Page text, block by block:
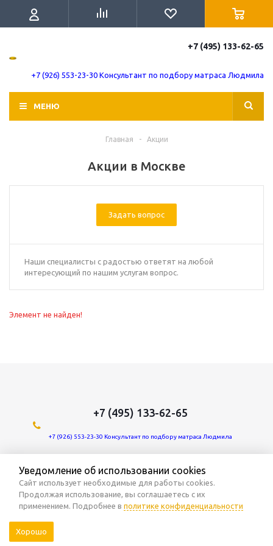
+7 (495) 133-62-65
+7 (926) 553-23-30 Консультант по подбору матраса Людмила
МЕНЮ
Главная - Акции
Акции в Москве
Задать вопрос
Наши специалисты с радостью ответят на любой
интересующий по нашим услугам вопрос.
Элемент не найден!
+7 (495) 133-62-65
+7 (926) 553-23-30 Консультант по подбору матраса Людмила
2026 © официальный сайт фабрики "Benartti"
Уведомление об использовании cookies
Сайт использует необходимые для работы cookies.
Продолжая использование, вы соглашаетесь с их
применением. Подробнее в политике конфиденциальности
Хорошо